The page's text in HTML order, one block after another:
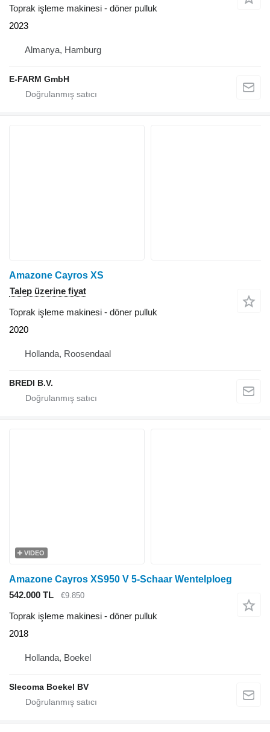
Toprak işleme makinesi - döner pulluk
2023
Almanya, Hamburg
E-FARM GmbH
Amazone Cayros XS
Talep üzerine fiyat
Toprak işleme makinesi - döner pulluk
2020
Hollanda, Roosendaal
BREDI B.V.
VIDEO
Amazone Cayros XS950 V 5-Schaar Wentelploeg
542.000 TL
€9.850
Toprak işleme makinesi - döner pulluk
2018
Hollanda, Boekel
Slecoma Boekel BV